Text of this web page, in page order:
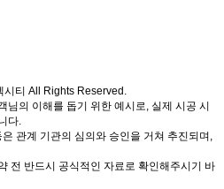
티 All Rights Reserved.
의 이해를 돕기 위한 예시로, 실제 시공 시
다.
관계 기관의 심의와 승인을 거쳐 추진되며,
전 반드시 공식적인 자료로 확인해주시기 바